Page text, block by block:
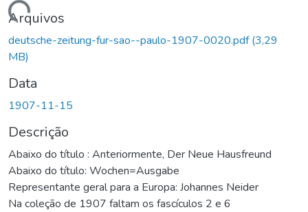
Arquivos
deutsche-zeitung-fur-sao--paulo-1907-0020.pdf(3,29
MB)
Data
1907-11-15
Descrição
Abaixo do título : Anteriormente, Der Neue Hausfreund
Abaixo do título: Wochen=Ausgabe
Representante geral para a Europa: Johannes Neider
Na coleção de 1907 faltam os fascículos 2 e 6